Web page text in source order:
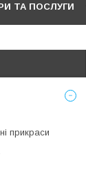
ТА ПОСЛУГИ
прикраси